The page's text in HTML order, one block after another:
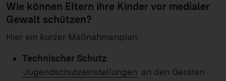
Wie können Eltern ihre Kinder vor medialer
Gewalt schützen?
Hier ein kurzer Maßnahmenplan:
Technischer Schutz:
Jugendschutzeinstellungen an den Geräten